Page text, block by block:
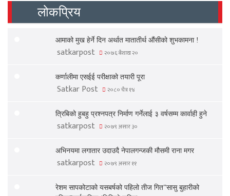
लोकप्रिय
आमाको मुख हेर्ने दिन अर्थात मातातीर्थ औंसीको शुभकामना !
satkarpost २०७६ बैशाख २०
कर्णालीमा एसईई परीक्षाको तयारी पूरा
Satkar Post २०८० चैत्र १४
त्रिबिको हुबहु प्रश्नपत्र निर्माण गर्नेलाई ३ वर्षसम्म कार्वाही हुने
satkarpost २०७९ असार ३०
अभिनयमा लगातार उदाउदै नेपालगन्जकी मौसमी राना मगर
satkarpost २०७९ असार ११
रेशम सापकोटाको यसबर्षको पहिलो तीज गित”सासु बुहारीको